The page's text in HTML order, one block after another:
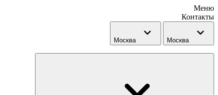
Меню
Контакты
Москва Москва